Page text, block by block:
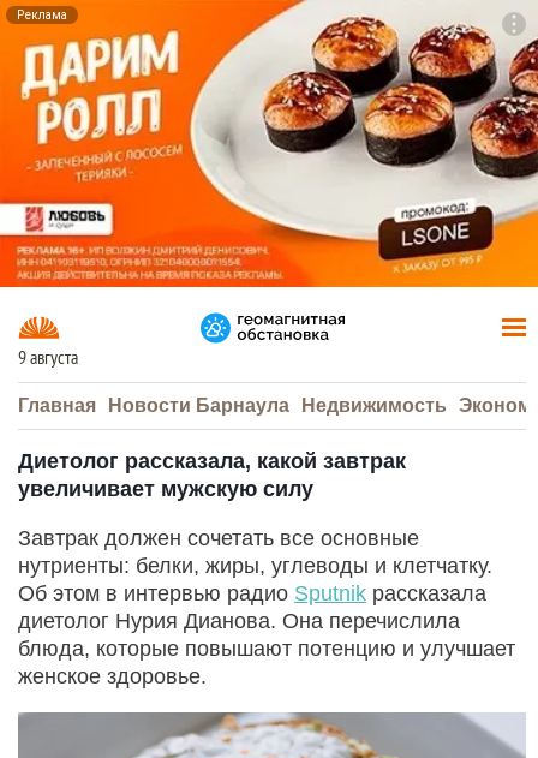
Реклама
9 августа
Главная Новости Барнаула Недвижимость
Диетолог рассказала, какой завтрак
увеличивает мужскую силу
Завтрак должен сочетать все основные
нутриенты: белки, жиры, углеводы и клетчатку.
Об этом в интервью радио Sputnik рассказала
диетолог Нурия Дианова. Она перечислила
блюда, которые повышают потенцию и улучшает
женское здоровье.